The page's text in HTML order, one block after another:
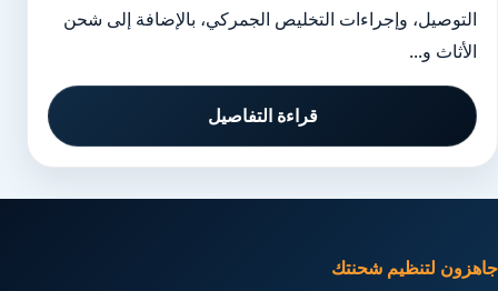
التوصيل، وإجراءات التخليص الجمركي، بالإضافة إلى شحن
الأثاث و...
قراءة التفاصيل
جاهزون لتنظيم شحنتك